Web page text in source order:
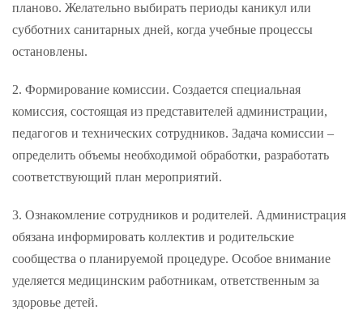
планово. Желательно выбирать периоды каникул или
субботних санитарных дней, когда учебные процессы
остановлены.
2. Формирование комиссии. Создается специальная
комиссия, состоящая из представителей администрации,
педагогов и технических сотрудников. Задача комиссии –
определить объемы необходимой обработки, разработать
соответствующий план мероприятий.
3. Ознакомление сотрудников и родителей. Администрация
обязана информировать коллектив и родительские
сообщества о планируемой процедуре. Особое внимание
уделяется медицинским работникам, ответственным за
здоровье детей.